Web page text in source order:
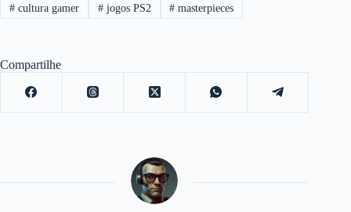
#cultura gamer #jogos PS2 # masterpieces
Compartilhe